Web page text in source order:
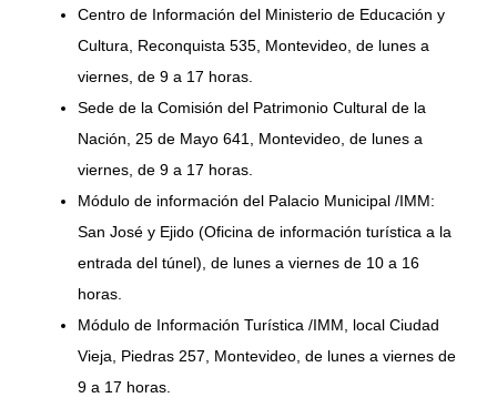
Centro de Información del Ministerio de Educación y
Cultura, Reconquista 535, Montevideo, de lunes a
viernes, de 9 a 17 horas.
Sede de la Comisión del Patrimonio Cultural de la
Nación, 25 de Mayo 641, Montevideo, de lunes a
viernes, de 9 a 17 horas.
Módulo de información del Palacio Municipal /IMM:
San José y Ejido (Oficina de información turística a la
entrada del túnel), de lunes a viernes de 10 a 16
horas.
Módulo de Información Turística /IMM, local Ciudad
Vieja, Piedras 257, Montevideo, de lunes a viernes de
9 a 17 horas.